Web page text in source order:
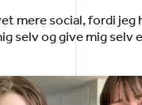
mere social, fordi jeg
selv og give mig selv